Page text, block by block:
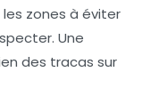
zones à éviter
Une
des tracas sur